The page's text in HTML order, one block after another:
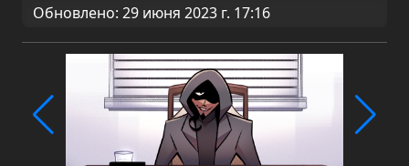
Обновлено: 29 июня 2023 г. 17:16